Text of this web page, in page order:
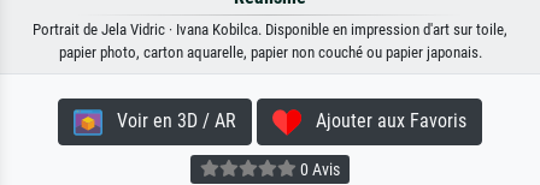
Portrait de Jela Vidric · Ivana Kobilca. Disponible en impression d'art sur toile,
papier photo, carton aquarelle, papier non couché ou papier japonais.
Voir en 3D / AR Ajouter aux Favoris
0 Avis